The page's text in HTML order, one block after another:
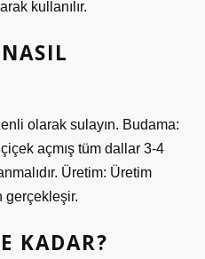
kullanılır.
olarak sulayın. Budama:
açmış tüm dallar 3-4
Üretim: Üretim
gerçekleşir.
KADAR?